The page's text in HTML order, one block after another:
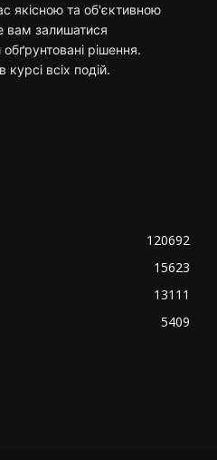
якісною та об'єктивною
залишатися
рішення.
курсі всіх подій.
120692
15623
13111
5409